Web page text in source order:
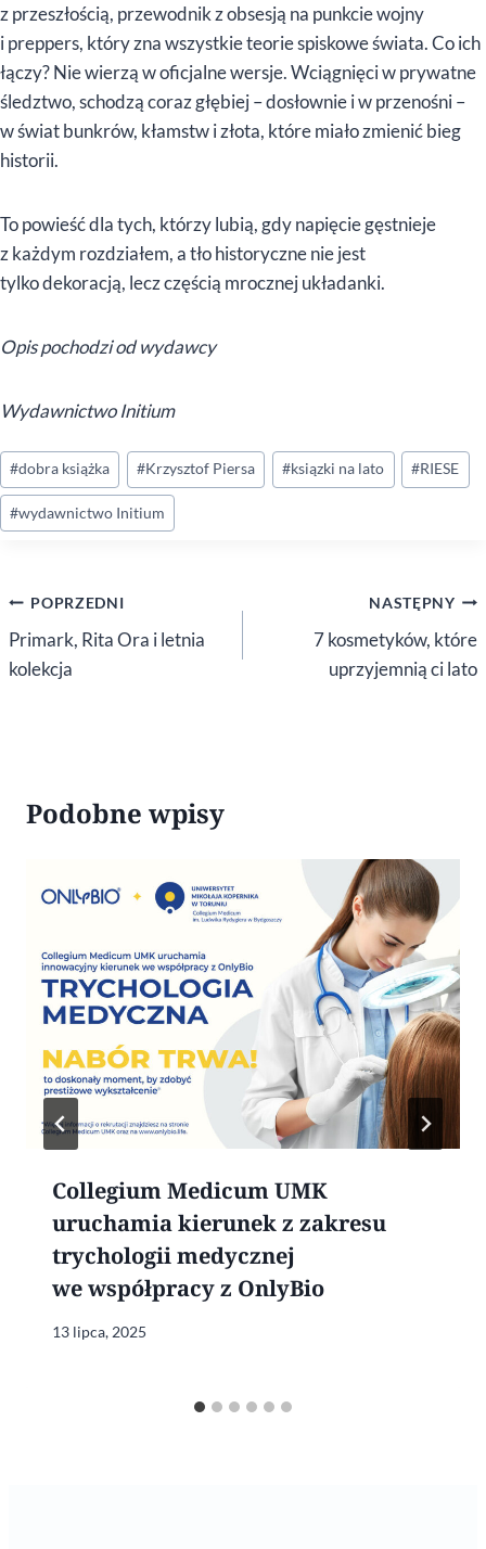
z przeszłością, przewodnik z obsesją na punkcie wojny
i preppers, który zna wszystkie teorie spiskowe świata. Co ich
łączy? Nie wierzą w oficjalne wersje. Wciągnięci w prywatne
śledztwo, schodzą coraz głębiej – dosłownie i w przenośni –
w świat bunkrów, kłamstw i złota, które miało zmienić bieg
historii.
To powieść dla tych, którzy lubią, gdy napięcie gęstnieje
z każdym rozdziałem, a tło historyczne nie jest
tylko dekoracją, lecz częścią mrocznej układanki.
Opis pochodzi od wydawcy
Wydawnictwo Initium
Tagi
wpisu:
#dobra książka #Krzysztof Piersa #ksiązki na lato #RIESE
#wydawnictwo Initium
Nawigacja
wpisu
POPRZEDNI
Primark, Rita Ora i letnia
kolekcja
NASTĘPNY
7 kosmetyków, które
uprzyjemnią ci lato
Podobne wpisy
Collegium Medicum UMK
uruchamia kierunek z zakresu
trychologii medycznej
we współpracy z OnlyBio
13 lipca, 2025